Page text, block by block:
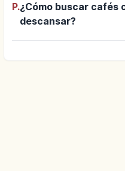
P.¿Cómo buscar cafés
descansar?